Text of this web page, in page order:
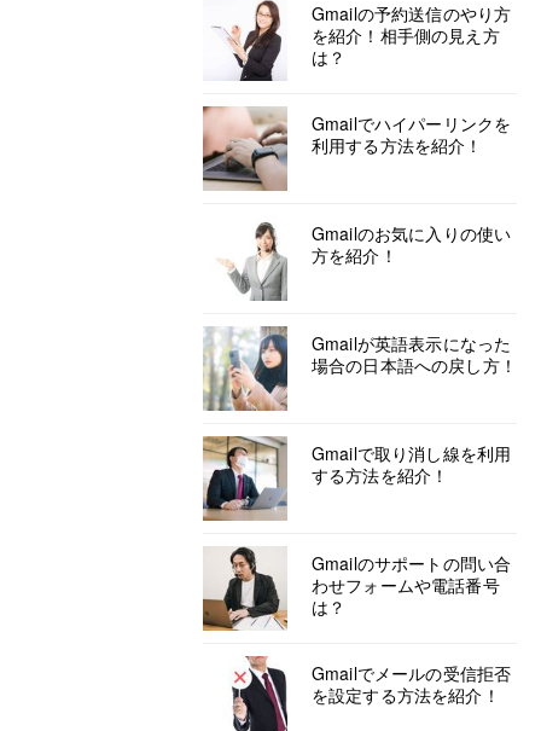
Gmailの予約送信のやり方
を紹介！相手側の見え方
は？
Gmailでハイパーリンクを
利用する方法を紹介！
Gmailのお気に入りの使い
方を紹介！
Gmailが英語表示になった
場合の日本語への戻し方！
Gmailで取り消し線を利用
する方法を紹介！
Gmailのサポートの問い合
わせフォームや電話番号
は？
Gmailでメールの受信拒否
を設定する方法を紹介！